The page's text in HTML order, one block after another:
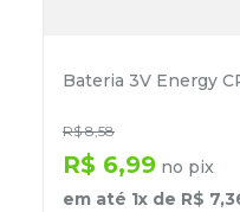
Bateria 3V Energy
R$ 8,58
R$ 6,99 no pix
em até 1x de R$ 7,